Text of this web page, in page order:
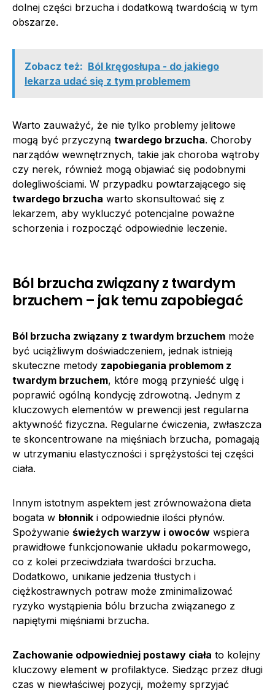
dolnej części brzucha i dodatkową twardością w tym
obszarze.
Zobacz też: Ból kręgosłupa - do jakiego
lekarza udać się z tym problemem
Warto zauważyć, że nie tylko problemy jelitowe
mogą być przyczyną twardego brzucha. Choroby
narządów wewnętrznych, takie jak choroba wątroby
czy nerek, również mogą objawiać się podobnymi
dolegliwościami. W przypadku powtarzającego się
twardego brzucha warto skonsultować się z
lekarzem, aby wykluczyć potencjalne poważne
schorzenia i rozpocząć odpowiednie leczenie.
Ból brzucha związany z twardym
brzuchem – jak temu zapobiegać
Ból brzucha związany z twardym brzuchem może
być uciążliwym doświadczeniem, jednak istnieją
skuteczne metody zapobiegania problemom z
twardym brzuchem, które mogą przynieść ulgę i
poprawić ogólną kondycję zdrowotną. Jednym z
kluczowych elementów w prewencji jest regularna
aktywność fizyczna. Regularne ćwiczenia, zwłaszcza
te skoncentrowane na mięśniach brzucha, pomagają
w utrzymaniu elastyczności i sprężystości tej części
ciała.
Innym istotnym aspektem jest zrównoważona dieta
bogata w błonnik i odpowiednie ilości płynów.
Spożywanie świeżych warzyw i owoców wspiera
prawidłowe funkcjonowanie układu pokarmowego,
co z kolei przeciwdziała twardości brzucha.
Dodatkowo, unikanie jedzenia tłustych i
ciężkostrawnych potraw może zminimalizować
ryzyko wystąpienia bólu brzucha związanego z
napiętymi mięśniami brzucha.
Zachowanie odpowiedniej postawy ciała to kolejny
kluczowy element w profilaktyce. Siedząc przez długi
czas w niewłaściwej pozycji, możemy sprzyjać